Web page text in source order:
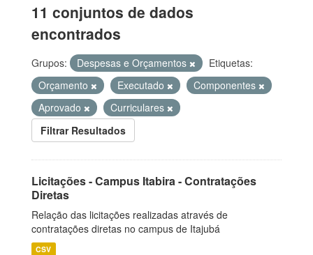
11 conjuntos de dados
encontrados
Grupos: Despesas e Orçamentos
Etiquetas:
Orçamento
Executado
Componentes
Aprovado
Curriculares
Filtrar Resultados
Licitações - Campus Itabira - Contratações
Diretas
Relação das licitações realizadas através de
contratações diretas no campus de Itajubá
CSV